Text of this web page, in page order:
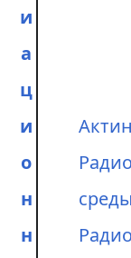
и
а
ц
и
о
н
н
среды